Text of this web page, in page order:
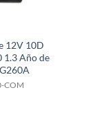
12V 10D
1.3 Año de
COM